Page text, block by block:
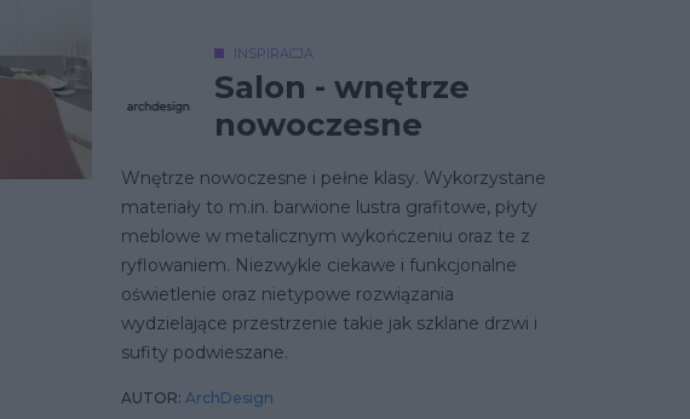
INSPIRACJA
Salon - wnętrze
nowoczesne
Wnętrze nowoczesne i pełne klasy. Wykorzystane
materiały to m.in. barwione lustra grafitowe, płyty
meblowe w metalicznym wykończeniu oraz te z
ryflowaniem. Niezwykle ciekawe i funkcjonalne
oświetlenie oraz nietypowe rozwiązania
wydzielające przestrzenie takie jak szklane drzwi i
sufity podwieszane.
AUTOR: ArchDesign